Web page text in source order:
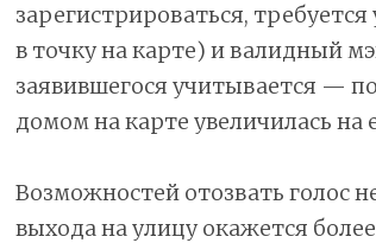
зарегистрироваться,
в точку на карте) и валидный
заявившегося учитывается —
домом на карте увеличилась на
Возможностей отозвать голос
выхода на улицу окажется